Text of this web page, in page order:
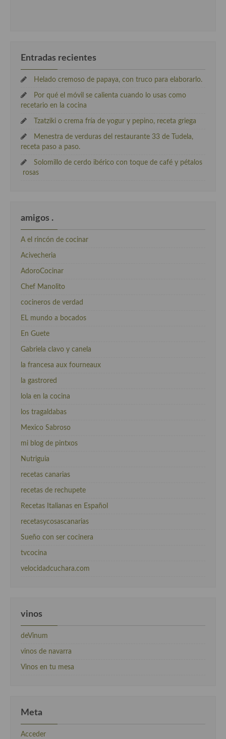
Entradas recientes
Helado cremoso de papaya, con truco para elaborarlo.
Por qué el móvil se calienta cuando lo usas como
recetario en la cocina
Tzatziki o crema fría de yogur y pepino, receta griega
Menestra de verduras del restaurante 33 de Tudela,
receta paso a paso.
Solomillo de cerdo ibérico con toque de café y pétalos
rosas
amigos .
A el rincón de cocinar
Acivecheria
AdoroCocinar
Chef Manolito
cocineros de verdad
EL mundo a bocados
En Guete
Gabriela clavo y canela
la francesa aux fourneaux
la gastrored
lola en la cocina
los tragaldabas
Mexico Sabroso
mi blog de pintxos
Nutriguia
recetas canarias
recetas de rechupete
Recetas Italianas en Español
recetasycosascanarias
Sueño con ser cocinera
tvcocina
velocidadcuchara.com
vinos
deVinum
vinos de navarra
Vinos en tu mesa
Meta
Acceder